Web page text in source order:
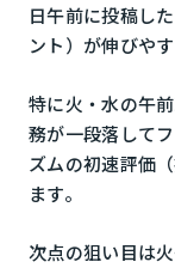
日午前に投稿し
ント）が伸びや
特に火・水の午
務が一段落して
ズムの初速評価
ます。
次点の狙い目は